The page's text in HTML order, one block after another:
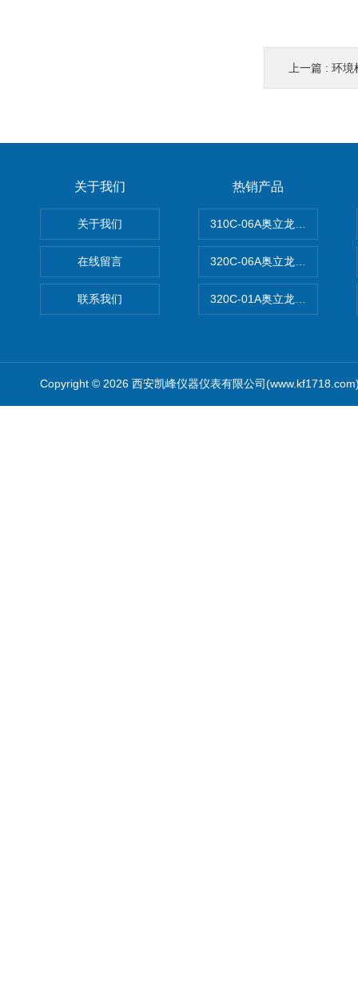
上一篇 : 环境
关于我们
关于我们
在线留言
联系我们
热销产品
310C-06A奥立龙实验室台式
320C-06A奥立龙实验室便携
320C-01A奥立龙实验室便携
Copyright © 2026 西安凯峰仪器仪表有限公司